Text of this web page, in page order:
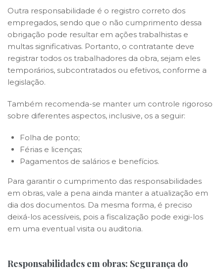
Outra responsabilidade é o registro correto dos
empregados, sendo que o não cumprimento dessa
obrigação pode resultar em ações trabalhistas e
multas significativas. Portanto, o contratante deve
registrar todos os trabalhadores da obra, sejam eles
temporários, subcontratados ou efetivos, conforme a
legislação.
Também recomenda-se manter um controle rigoroso
sobre diferentes aspectos, inclusive, os a seguir:
Folha de ponto;
Férias e licenças;
Pagamentos de salários e benefícios.
Para garantir o cumprimento das responsabilidades
em obras, vale a pena ainda manter a atualização em
dia dos documentos. Da mesma forma, é preciso
deixá-los acessíveis, pois a fiscalização pode exigi-los
em uma eventual visita ou auditoria.
Responsabilidades em obras: Segurança do